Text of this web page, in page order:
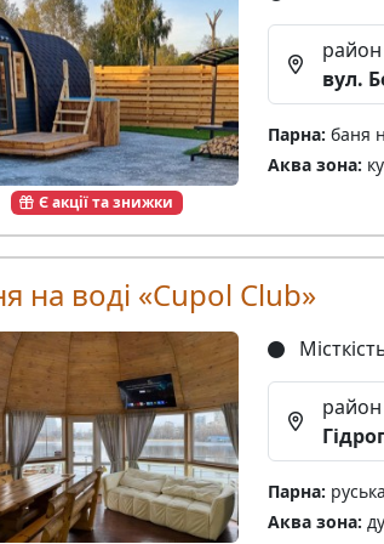
Є акції та знижки
вул.
Парна: баня
Аква зона:
на воді «Cupol Club»
Парна:
Аква зона: